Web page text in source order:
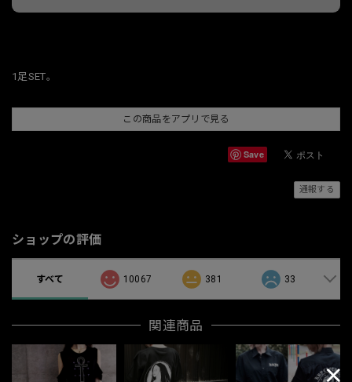
1足SET。
この商品をアプリで見る
Save
通報する
ショップの評価
すべて 10067 381 33
関連商品